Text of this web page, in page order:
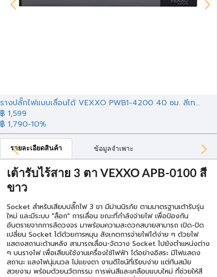
รางปลั๊กไฟแบบเลื่อนได้ VEXXO PWB1-4200 40 ซม. สีเท...
฿ 1,599
฿ 1,790-10%
รายละเอียดสินค้า ข้อมูลจำเพาะ
เต้ารับไร้สาย 3 ตา VEXXO APB-0100 สี
ขาว
Socket สําหรับเสียบปลั๊กไฟ 3 ขา มีม่านนิรภัย ตามมาตรฐานเต้ารับรุ่น
ใหม่ และมีระบบ "ล็อก" การเลื่อน ขณะที่กําลังจ่ายไฟ เพื่อป้องกัน
อันตรายจากการลัดวงจร มาพร้อมความสะดวกสบายสามารถ เปิด-ปิด
เปลี่ยน Socket ได้ด้วยการหมุน สังเกตการจ่ายไฟได้ง่าย ๆ ด้วยไฟ
แสดงสถานะด้านหลัง สามารถเลื่อน-จัดวาง Socket ไปยังตําแหน่งต่าง
ๆ บนรางไฟ เพื่อเสียบใช้งานเครื่องใช้ไฟฟ้า ได้อย่างอิสระ มีไฟแสดง
สถานะ แสงไฟนุ่มนวล ไม่แยงตา งานดีไซน์ที่เรียบง่าย แต่ทันสมัย
สวยงาม พร้อมด้วยนวัตกรรม การพ่นสีและเคลือบแบบใหม่ ที่ช่วยให้สี